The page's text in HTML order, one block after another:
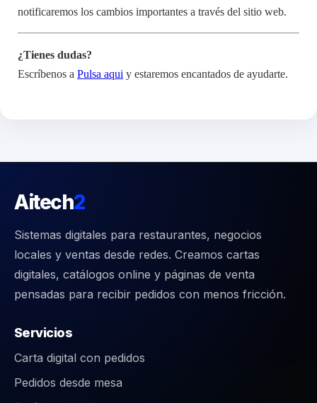
notificaremos los cambios importantes a través del sitio web.
¿Tienes dudas?
Escríbenos a Pulsa aqui y estaremos encantados de ayudarte.
Aitech2
Sistemas digitales para restaurantes, negocios
locales y ventas desde redes. Creamos cartas
digitales, catálogos online y páginas de venta
pensadas para recibir pedidos con menos fricción.
Servicios
Carta digital con pedidos
Pedidos desde mesa